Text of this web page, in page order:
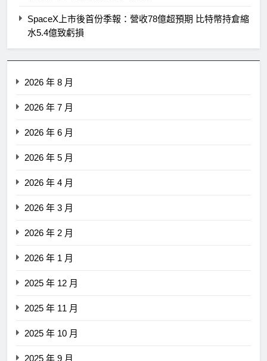
SpaceX上市後首份季報：營收78億超預期 比特幣持倉縮
水5.4億致虧損
2026 年 8 月
2026 年 7 月
2026 年 6 月
2026 年 5 月
2026 年 4 月
2026 年 3 月
2026 年 2 月
2026 年 1 月
2025 年 12 月
2025 年 11 月
2025 年 10 月
2025 年 9 月